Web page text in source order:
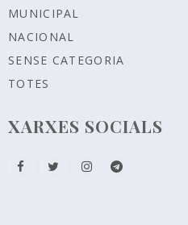
MUNICIPAL
NACIONAL
SENSE CATEGORIA
TOTES
XARXES SOCIALS